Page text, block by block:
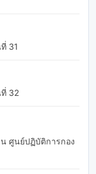
31
32
ศูนย์ปฏิบัติการกอง